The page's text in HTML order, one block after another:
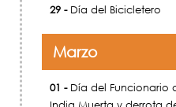
29 -Día del Bicicletero
Marzo
01 -Día del Funcionario